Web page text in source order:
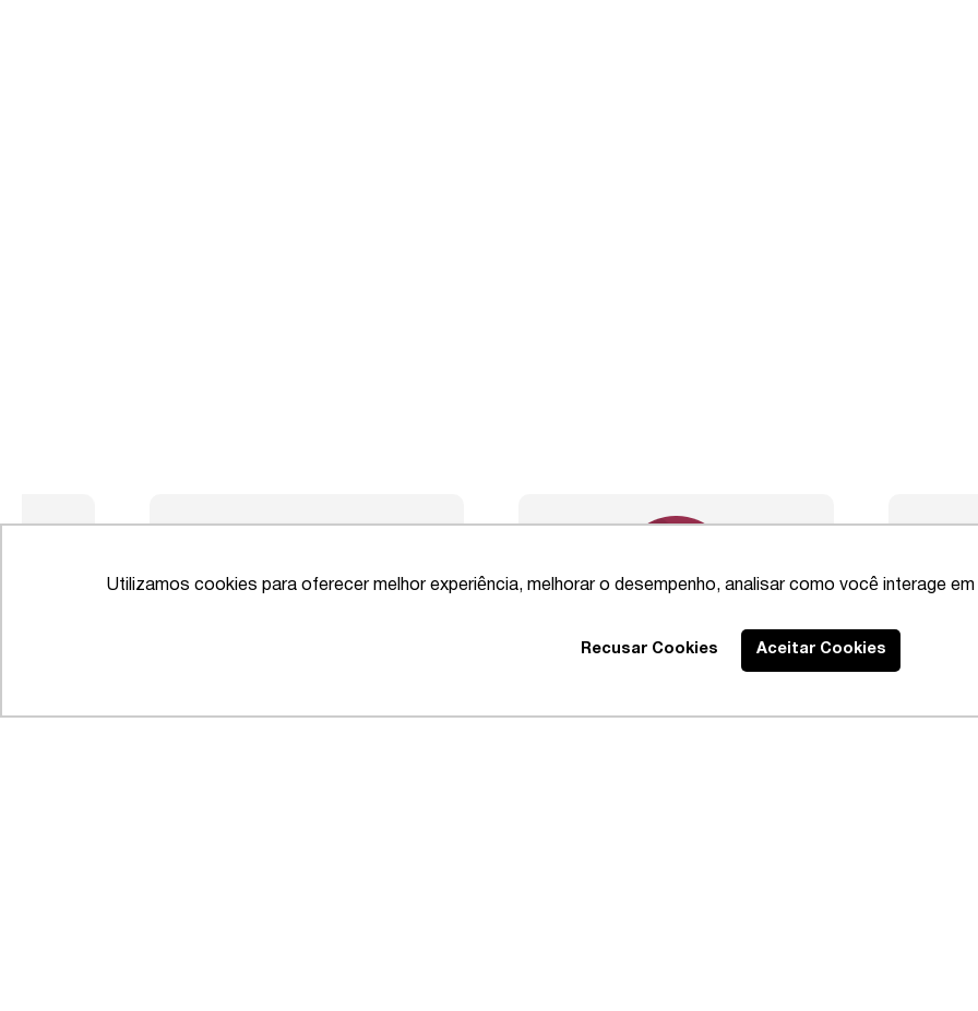
Utilizamos cookies para oferecer melhor experiência, melhorar o desempenho, analisar como você interage
Recusar Cookies Aceitar Cookies
2020 – Abrangente